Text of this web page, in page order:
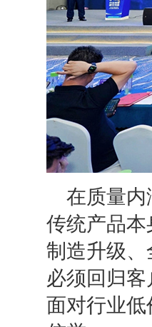
在质量内
传统产品
制造升级
必须回归
面对行业